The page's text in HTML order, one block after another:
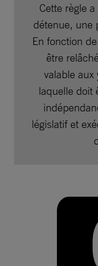
Cette règle
détenue, une
En fonction
être
valable aux
laquelle doit
législatif et